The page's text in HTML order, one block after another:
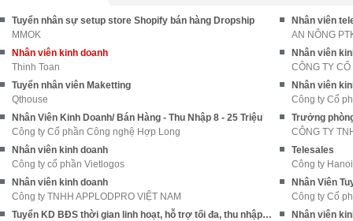
Tuyển nhân sự setup store Shopify bán hàng Dropship
MMOK
Nhân viên
AN NÔNG
Nhân viên kinh doanh
Thinh Toan
Nhân viên
CÔNG TY
Tuyển nhân viên Maketting
Qthouse
Nhân viên
Công ty Cổ
Nhân Viên Kinh Doanh/ Bán Hàng - Thu Nhập 8 - 25 Triệu
Công ty Cổ phần Công nghệ Hợp Long
Trưởng
CÔNG TY
Nhân viên kinh doanh
Công ty cổ phần Vietlogos
Telesales
Công ty
Nhân viên kinh doanh
Công ty TNHH APPLODPRO VIỆT NAM
Nhân Viên
Công ty Cổ
Tuyển KD BĐS thời gian linh hoạt, hỗ trợ tối đa, thu nhập cao
Nhân viên